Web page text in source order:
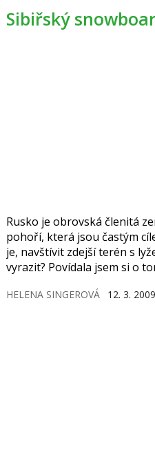
dostaly vína z Francie,
a Portugalska.
Sibiřský
Rusko je obrovská členitá
pohoří, která jsou častým
je, navštívit zdejší terén s
vyrazit? Povídala jsem si o
a mají tudíž i srovnání.
HELENA SINGEROVÁ 12. 3. 2009